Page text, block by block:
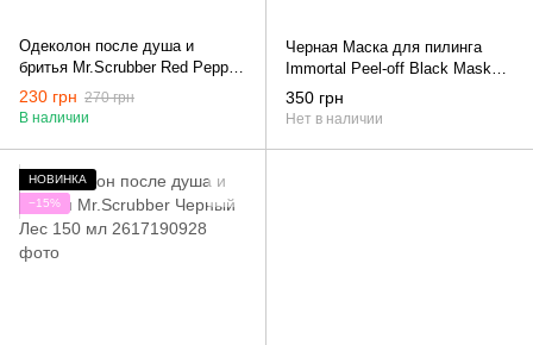
Одеколон после душа и
бритья Mr.Scrubber Red Pepper
100 мл
230 грн 270 грн
В наличии
Черная Маска для пилинга
Immortal Peel-off Black Mask
150 мл
350 грн
Нет в наличии
НОВИНКА
−15%